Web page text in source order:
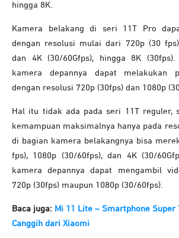
hingga 8K.
Kamera belakang di seri 11T Pro
dengan resolusi mulai dari 720p (30
dan 4K (30/60Gfps), hingga 8K
kamera depannya dapat melakukan
dengan resolusi 720p (30fps) dan 1080p
Hal itu tidak ada pada seri 11T reguler,
kemampuan maksimalnya hanya pada
di bagian kamera belakangnya bisa
fps), 1080p (30/60fps), dan 4K (30/
kamera depannya dapat mengambil
720p (30fps) maupun 1080p (30/60fps).
Baca juga: Mi 11 Lite – Smartphone Super
Canggih dari Xiaomi